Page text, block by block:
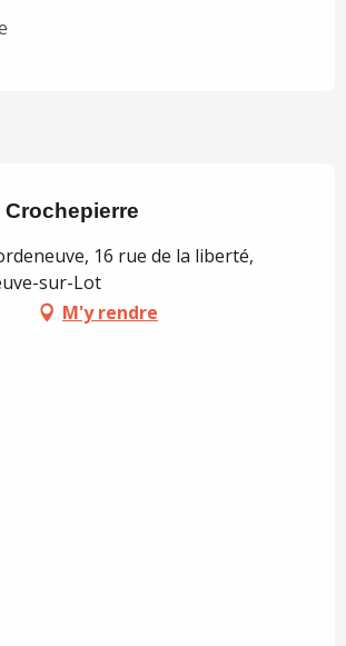
Crochepierre
16 rue de la liberté,
sur-Lot
M'y rendre